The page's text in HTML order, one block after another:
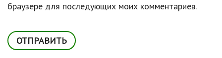
браузере для последующих моих комментариев.